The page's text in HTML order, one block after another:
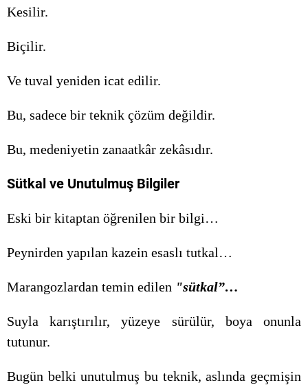
Kesilir.
Biçilir.
Ve tuval yeniden icat edilir.
Bu, sadece bir teknik çözüm değildir.
Bu, medeniyetin zanaatkâr zekâsıdır.
Sütkal ve Unutulmuş Bilgiler
Eski bir kitaptan öğrenilen bir bilgi…
Peynirden yapılan kazein esaslı tutkal…
Marangozlardan temin edilen "sütkal”…
Suyla karıştırılır, yüzeye sürülür, boya onunla
tutunur.
Bugün belki unutulmuş bu teknik, aslında geçmişin